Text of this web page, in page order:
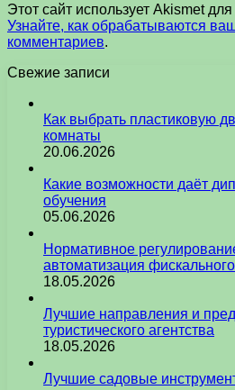
Этот сайт использует Akismet
Узнайте, как обрабатываются
комментариев.
Свежие записи
Как выбрать пластиковую
комнаты
20.06.2026
Какие возможности даёт
обучения
05.06.2026
Нормативное
автоматизация фискального
18.05.2026
Лучшие направления и
туристического агентства
18.05.2026
Лучшие садовые